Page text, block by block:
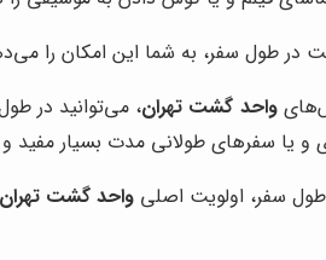
در طول سفر، به شما این امکان را
واحد گشت تهران، می‌توانید در
و یا سفرهای طولانی مدت بسیار مفید
طول سفر، اولویت اصلیواحد گشت تهران